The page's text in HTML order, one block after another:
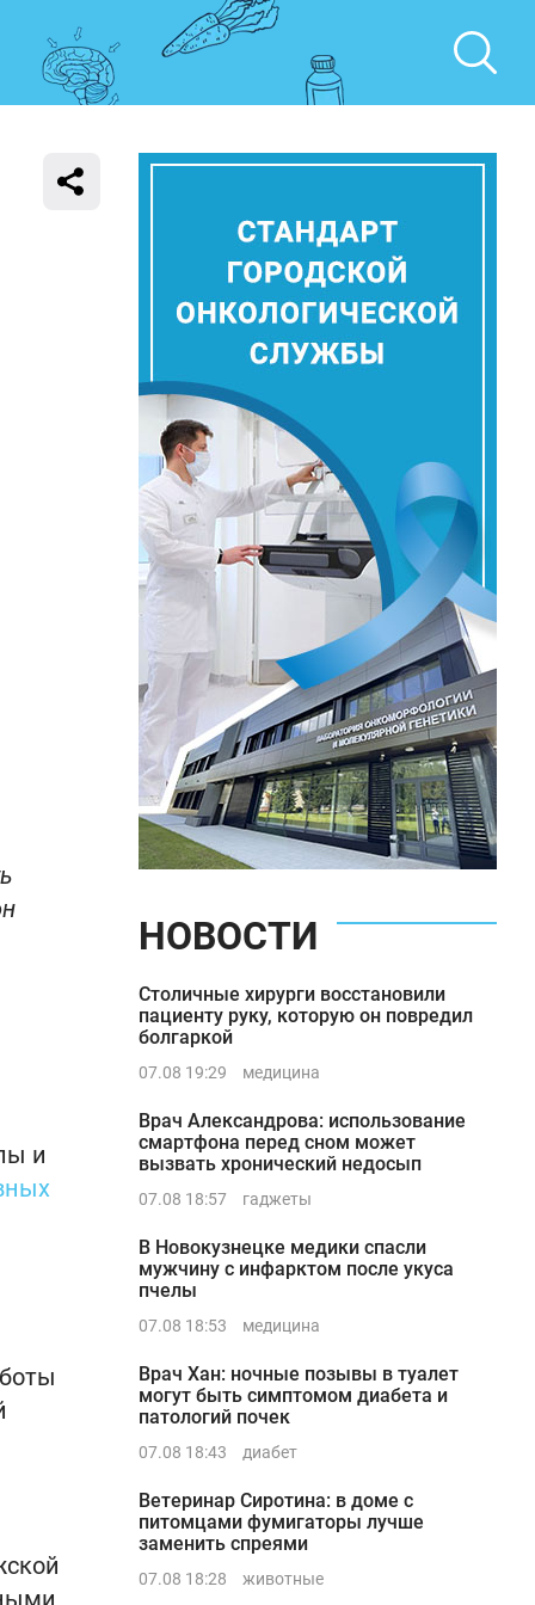
и
НОВОСТИ
Столичные хирурги восстановили
пациенту руку, которую он повредил
болгаркой
07.08 19:29 медицина
Врач Александрова: использование
смартфона перед сном может
вызвать хронический недосып
07.08 18:57 гаджеты
В Новокузнецке медики спасли
мужчину с инфарктом после укуса
пчелы
07.08 18:53 медицина
Врач Хан: ночные позывы в туалет
могут быть симптомом диабета и
патологий почек
07.08 18:43 диабет
Ветеринар Сиротина: в доме с
питомцами фумигаторы лучше
заменить спреями
07.08 18:28 животные